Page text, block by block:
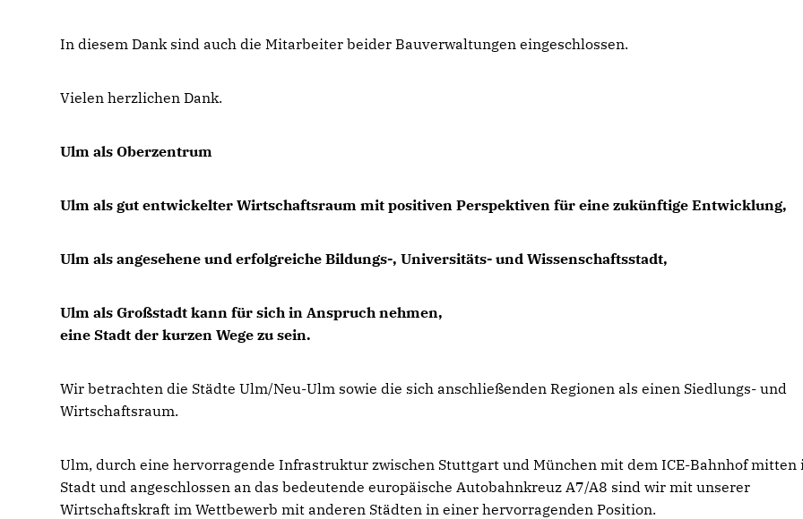
In diesem Dank sind auch die Mitarbeiter beider Bauverwaltungen eingeschlossen.
Vielen herzlichen Dank.
Ulm als Oberzentrum
Ulm als gut entwickelter Wirtschaftsraum mit positiven Perspektiven für eine zukünftige Entwicklung,
Ulm als angesehene und erfolgreiche Bildungs-, Universitäts- und Wissenschaftsstadt,
Ulm als Großstadt kann für sich in Anspruch nehmen,
eine Stadt der kurzen Wege zu sein.
Wir betrachten die Städte Ulm/Neu-Ulm sowie die sich anschließenden Regionen als einen Siedlungs- und
Wirtschaftsraum.
Ulm, durch eine hervorragende Infrastruktur zwischen Stuttgart und München mit dem ICE-Bahnhof mitten
Stadt und angeschlossen an das bedeutende europäische Autobahnkreuz A7/A8 sind wir mit unserer
Wirtschaftskraft im Wettbewerb mit anderen Städten in einer hervorragenden Position.